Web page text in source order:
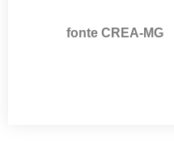
fonte CREA-MG